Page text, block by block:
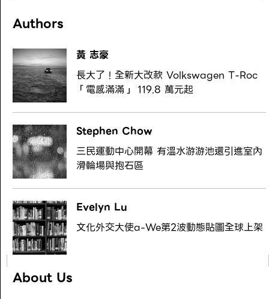
Authors
黃 志豪
長大了！全新大改款 Volkswagen T-Roc
「電感滿滿」 119.8 萬元起
Stephen Chow
三民運動中心開幕 有溫水游游池還引進室內
滑輪場與抱石區
Evelyn Lu
文化外交大使a-We第2波動態貼圖全球上架
About Us